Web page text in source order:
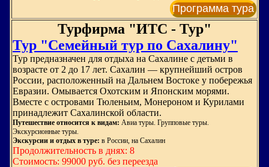
Программа тура
Турфирма "ИТС - Тур"
Тур "Семейный тур по Сахалину"
Тур предназначен для отдыха на Сахалине с детьми в
возрасте от 2 до 17 лет. Сахалин — крупнейший остров
России, расположенный на Дальнем Востоке у побережья
Евразии. Омывается Охотским и Японским морями.
Вместе с островами Тюленьим, Монероном и Курилами
принадлежит Сахалинской области.
Путешествие относится к видам: Авиа туры. Групповые туры.
Экскурсионные туры.
Экскурсии и отдых в туре: в России, на Сахалин
Продолжительность в днях: 8
Стоимость: 99000 руб. без переезда